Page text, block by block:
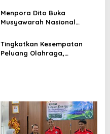
Menpora Dito Buka
Musyawarah Nasional
Mahasiswa Seluruh
Indonesia
Tingkatkan Kesempatan
Peluang Olahraga,